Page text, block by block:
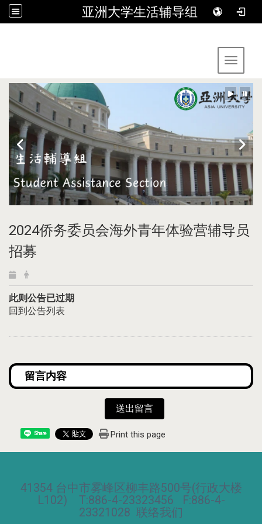
亚洲大学生活辅导组
Toggle
2024侨务委员会海外青年体验营辅导员
招募
此则公告已过期
回到公告列表
送出留言
Share Print this page
41354 台中市雾峰区柳丰路500号(行政大楼
L102) T:886-4-23323456 F:886-4-
23321028 联络我们